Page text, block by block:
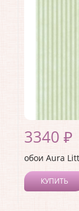
3340 ₽
обои Aura
КУПИТЬ